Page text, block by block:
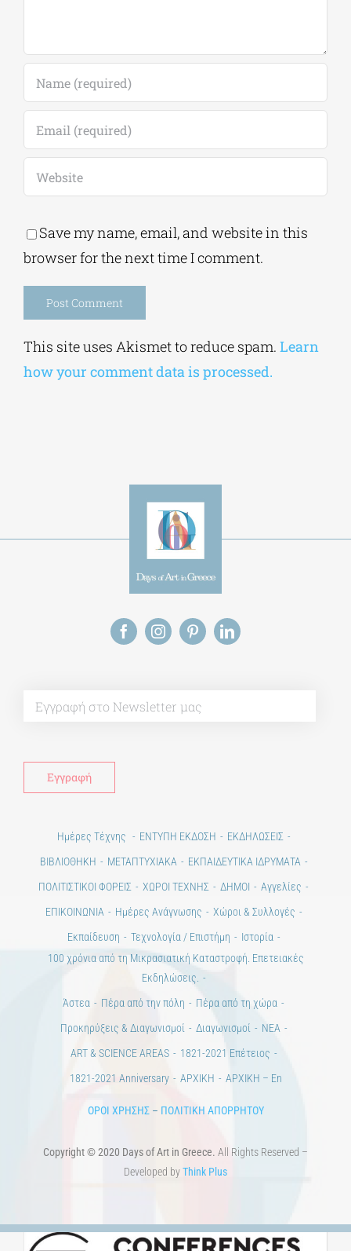
Save my name, email, and website in this
browser for the next time I comment.
Alternative:
how your comment data is processed.
Ημέρες Τέχνης
ΒΙΒΛΙΟΘΗΚΗ
ΜΕΤΑΠΤΥΧΙΑΚΑ
ΕΠΙΚΟΙΝΩΝΙΑ
Ημέρες Ανάγνωσης
Χώροι & Συλλογές
Εκπαίδευση
Τεχνολογία / Επιστήμη
Ιστορία
100 χρόνια από τη Μικρασιατική Καταστροφή. Επετειακές
Εκδηλώσεις.
Άστεα
Πέρα από την πόλη
Πέρα από τη χώρα
Προκηρύξεις & Διαγωνισμοί
Διαγωνισμοί
ΝΕΑ
ART & SCIENCE AREAS
1821-2021 Επέτειος
1821-2021 Anniversary
ΑΡΧΙΚΗ ΑΡΧΙΚΗ – En
ΟΡΟΙ ΧΡΗΣΗΣ ΠΟΛΙΤΙΚΗ ΑΠΟΡΡΗΤΟΥ
Copyright © 2020 Days of Art in Greece. All Rights Reserved –